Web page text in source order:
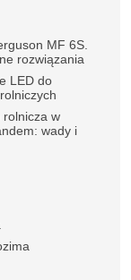
MF 6S.
rozwiązania
LED do
rolnicza w
wady i